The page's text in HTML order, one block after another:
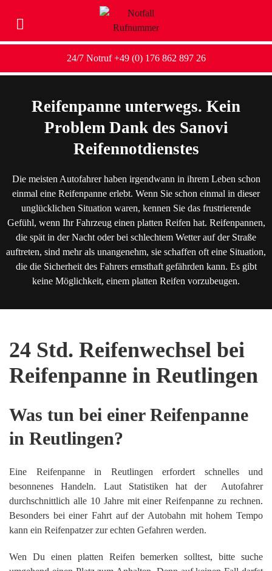
24/7 Notruf +49 (0) 176 862 897 26
Reifenpanne unterwegs. Kein
Problem Dank des Sanovi
Reifennotdienstes
Die meisten Autofahrer haben irgendwann in ihrem Leben schon
einmal eine Reifenpanne erlebt. Wenn Sie schon einmal in dieser
unglücklichen Situation waren, kennen Sie das frustrierende
Gefühl, wenn Ihr Fahrzeug einen platten Reifen hat. Reifenpannen,
die spät in der Nacht oder bei schlechtem Wetter auf der Straße
auftreten, sind mehr als unangenehm, sie schaffen oft eine Situation,
die die Sicherheit des Fahrers ernsthaft gefährden kann. Es gibt
keine Möglichkeit, einem platten Reifen vorzubeugen.
24 Std. Reifenwechsel bei
Reifenpanne in Reutlingen
Was tun bei einer Reifenpanne
in Reutlingen?
Eine Reifenpanne in Reutlingen erfordert schnelles und
besonnenes Handeln. Laut Statistiken hat der Autofahrer
durchschnittlich alle 10 Jahre mit einer Reifenpanne zu rechnen.
Besonders bei einer Fahrt auf der Autobahn mit hohem Tempo
kann ein Reifenpatzer zur echten Gefahren werden.
Wen Du einen platten Reifen bemerken solltest, bitte suche